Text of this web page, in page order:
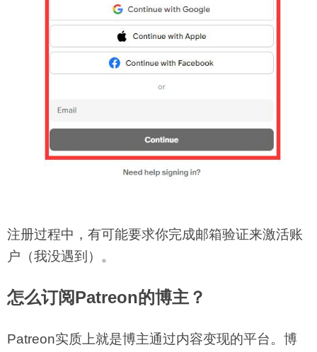
注册过程中，有可能要求你完成邮箱验证来激活账
户（我没遇到）。
怎么订阅Patreon的博主？
Patreon实质上就是博主通过内容变现的平台。博